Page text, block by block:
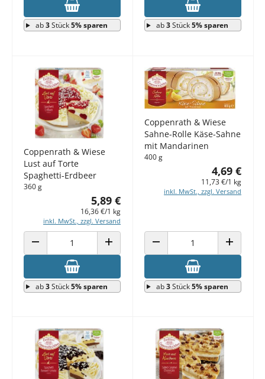
ab3Stück5% sparen ab3Stück5% sparen
Coppenrath & Wiese
Lust auf Torte
Spaghetti-Erdbeer
360 g
5,89 €
16,36 €/1 kg
inkl. MwSt., zzgl. Versand
ANZAHL VERRINGERN ANZAHL ERHÖHEN
ab3Stück5% sparen
Coppenrath & Wiese
Sahne-Rolle Käse-Sahne
mit Mandarinen
400 g
4,69 €
11,73 €/1 kg
inkl. MwSt., zzgl. Versand
ANZAHL VERRINGERN ANZAHL
ab3Stück5% sparen